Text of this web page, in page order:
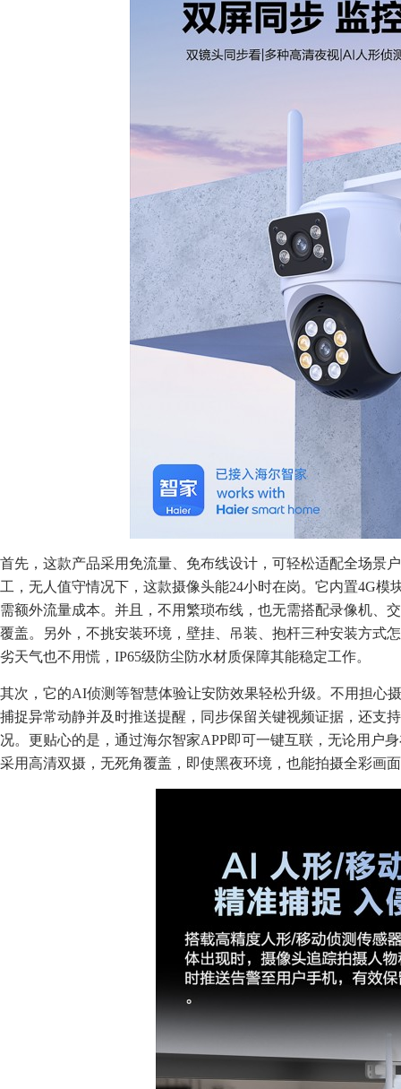
首先，这款产品采用免流量、免布线设计，可轻松适配全场景
工，无人值守情况下，这款摄像头能24小时在岗。它内置4G
需额外流量成本。并且，不用繁琐布线，也无需搭配录像机、
覆盖。另外，不挑安装环境，壁挂、吊装、抱杆三种安装方式
劣天气也不用慌，IP65级防尘防水材质保障其能稳定工作。
其次，它的AI侦测等智慧体验让安防效果轻松升级。不用担心
捕捉异常动静并及时推送提醒，同步保留关键视频证据，还支
况。更贴心的是，通过海尔智家APP即可一键互联，无论用户
采用高清双摄，无死角覆盖，即使黑夜环境，也能拍摄全彩画